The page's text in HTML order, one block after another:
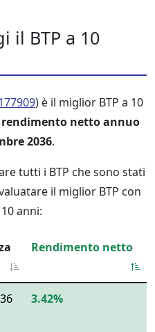
il BTP a 10
) è il miglior BTP a 10
rendimento netto annuo
2036.
tutti i BTP che sono stati
il miglior BTP con
anni:
Rendimento netto
3.42%